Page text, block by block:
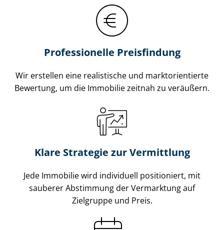
Professionelle Preisfindung
Wir erstellen eine realistische und markt­ori­en­tier­te
Bewertung, um die Immobilie zeitnah zu veräußern.
Klare Strategie zur Vermittlung
Jede Immobilie wird individuell positioniert, mit
sauberer Abstimmung der Vermarktung auf
Zielgruppe und Preis.